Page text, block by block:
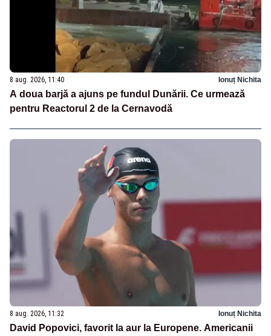
8 aug. 2026, 11:40 Ionuț Nichita
A doua barjă a ajuns pe fundul Dunării. Ce urmează
pentru Reactorul 2 de la Cernavodă
8 aug. 2026, 11:32 Ionuț Nichita
David Popovici, favorit la aur la Europene. Americanii